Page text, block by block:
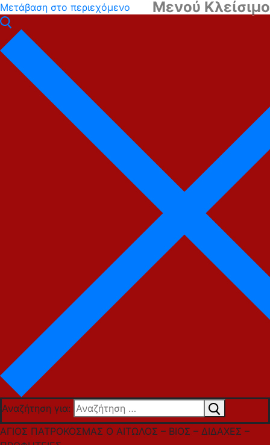
Μετάβαση στο περιεχόμενο Μενού Κλείσιμο
Αναζήτηση για:
ΑΓΙΟΣ ΠΑΤΡΟΚΟΣΜΑΣ Ο ΑΙΤΩΛΟΣ – ΒΙΟΣ – ΔΙΔΑΧΕΣ –